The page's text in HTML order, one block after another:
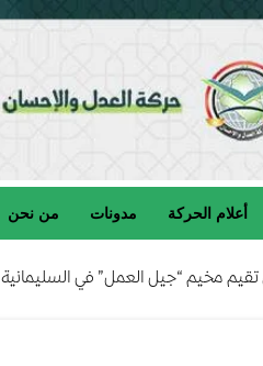
أعلام الحركة مدونات من نحن
مخيم “جيل العمل” في السليمانية